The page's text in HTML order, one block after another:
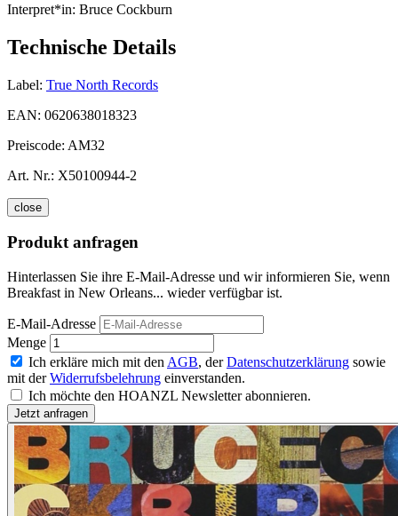
Interpret*in: Bruce Cockburn
Technische Details
Label: True North Records
EAN: 0620638018323
Preiscode: AM32
Art. Nr.: X50100944-2
close
Produkt anfragen
Hinterlassen Sie ihre E-Mail-Adresse und wir informieren Sie, wenn
Breakfast in New Orleans... wieder verfügbar ist.
E-Mail-Adresse
Menge
Ich erkläre mich mit den AGB, derDatenschutzerklärung sowie
mit derWiderrufsbelehrung einverstanden.
Ich möchte den HOANZL Newsletter abonnieren.